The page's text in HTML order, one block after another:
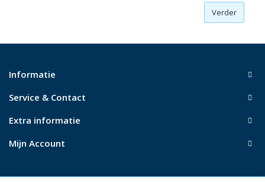
Verder
Informatie
Service & Contact
Extra informatie
Mijn Account